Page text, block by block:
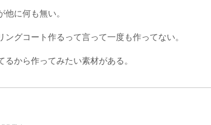
に何も無い。
グコート作るって言って一度も作ってない。
から作ってみたい素材がある。